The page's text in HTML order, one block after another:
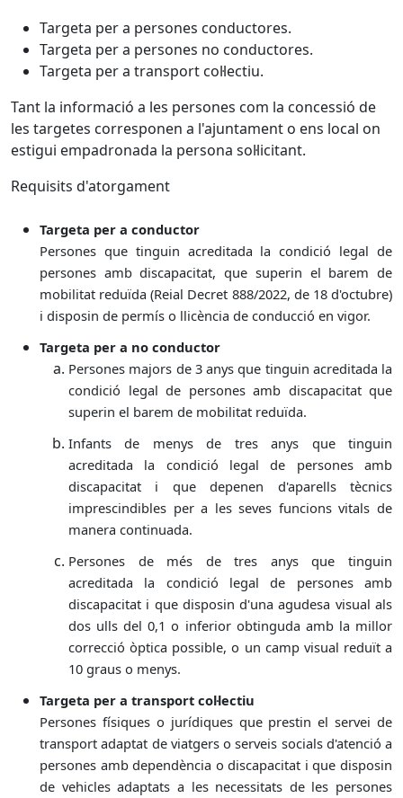
Targeta per a persones conductores.
Targeta per a persones no conductores.
Targeta per a transport col·lectiu.
Tant la informació a les persones com la concessió de
les targetes corresponen a l'ajuntament o ens local on
estigui empadronada la persona sol·licitant.
Requisits d'atorgament
Targeta per a conductor
Persones que tinguin acreditada la condició legal de
persones amb discapacitat, que superin el barem de
mobilitat reduïda (Reial Decret 888/2022, de 18 d'octubre)
i disposin de permís o llicència de conducció en vigor.
Targeta per a no conductor
Persones majors de 3 anys que tinguin acreditada la
condició legal de persones amb discapacitat que
superin el barem de mobilitat reduïda.
Infants de menys de tres anys que tinguin
acreditada la condició legal de persones amb
discapacitat i que depenen d'aparells tècnics
imprescindibles per a les seves funcions vitals de
manera continuada.
Persones de més de tres anys que tinguin
acreditada la condició legal de persones amb
discapacitat i que disposin d'una agudesa visual als
dos ulls del 0,1 o inferior obtinguda amb la millor
correcció òptica possible, o un camp visual reduït a
10 graus o menys.
Targeta per a transport col·lectiu
Persones físiques o jurídiques que prestin el servei de
transport adaptat de viatgers o serveis socials d'atenció a
persones amb dependència o discapacitat i que disposin
de vehicles adaptats a les necessitats de les persones